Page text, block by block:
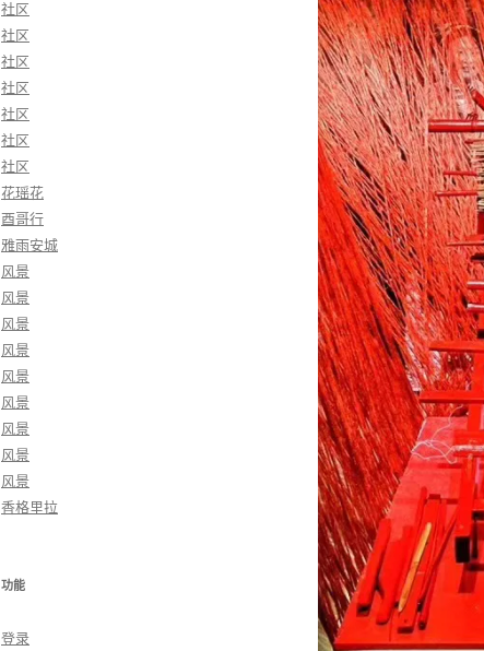
社区
社区
社区
社区
社区
社区
社区
花瑶花
酉哥行
雅雨安城
风景
风景
风景
风景
风景
风景
风景
风景
风景
香格里拉
功能
登录